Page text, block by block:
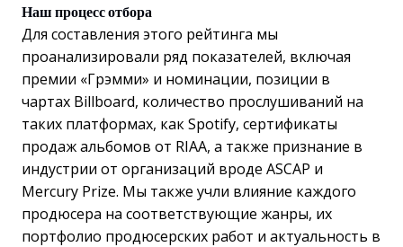
Наш процесс отбора
Для составления этого рейтинга мы
проанализировали ряд показателей, включая
премии «Грэмми» и номинации, позиции в
чартах Billboard, количество прослушиваний на
таких платформах, как Spotify, сертификаты
продаж альбомов от RIAA, а также признание в
индустрии от организаций вроде ASCAP и
Mercury Prize. Мы также учли влияние каждого
продюсера на соответствующие жанры, их
портфолио продюсерских работ и актуальность в